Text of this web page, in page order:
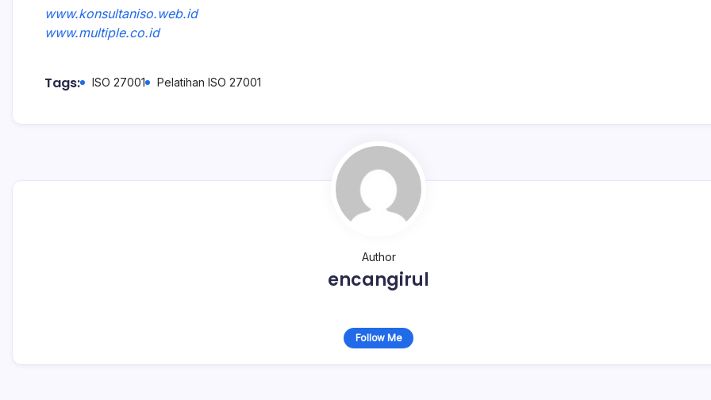
www.konsultaniso.web.id
www.multiple.co.id
Tags: ISO 27001 Pelatihan ISO 27001
Author
encangirul
Follow Me